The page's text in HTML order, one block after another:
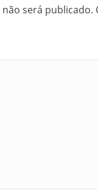
será publicado.